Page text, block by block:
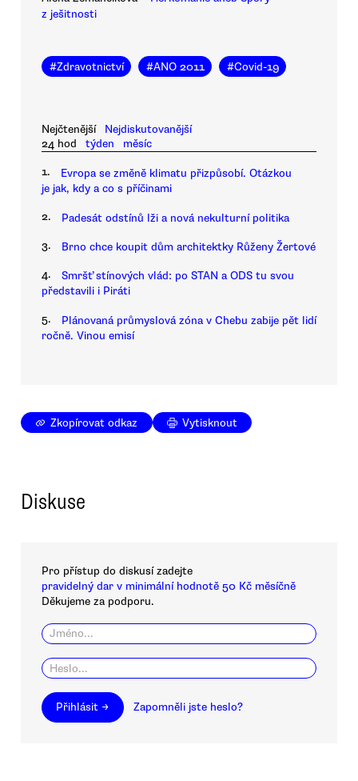
z ješitnosti
#Zdravotnictví #ANO 2011 #Covid-19
Nejčtenější
Nejdiskutovanější
24 hod
týden měsíc
1.
Evropa se změně klimatu přizpůsobí. Otázkou
je jak, kdy a co s příčinami
2. Padesát odstínů lži a nová nekulturní politika
3. Brno chce koupit dům architektky Růženy Žertové
4.
Smršť stínových vlád: po STAN a ODS tu svou
představili i Piráti
5.
Plánovaná průmyslová zóna v Chebu zabije pět lidí
ročně. Vinou emisí
Zkopírovat odkaz Vytisknout
Diskuse
Pro přístup do diskusí zadejte
pravidelný dar v minimální hodnotě 50 Kč měsíčně
Děkujeme za podporu.
Přihlásit → Zapomněli jste heslo?